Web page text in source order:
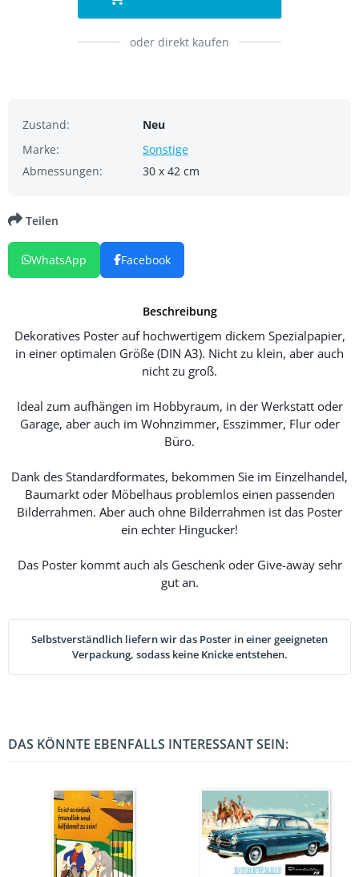
oder direkt kaufen
Zustand:
Neu
Marke:
Sonstige
Abmessungen:
30 x 42 cm
Beschreibung
Dekoratives Poster auf hochwertigem dickem Spezialpapier,
in einer optimalen Größe (DIN A3). Nicht zu klein, aber auch
nicht zu groß.
Ideal zum aufhängen im Hobbyraum, in der Werkstatt oder
Garage, aber auch im Wohnzimmer, Esszimmer, Flur oder
Büro.
Dank des Standardformates, bekommen Sie im Einzelhandel,
Baumarkt oder Möbelhaus problemlos einen passenden
Bilderrahmen. Aber auch ohne Bilderrahmen ist das Poster
ein echter Hingucker!
Das Poster kommt auch als Geschenk oder Give-away sehr
gut an.
Selbstverständlich liefern wir das Poster in einer geeigneten
Verpackung, sodass keine Knicke entstehen.
Teilen
WhatsApp Facebook
DAS KÖNNTE EBENFALLS INTERESSANT SEIN: